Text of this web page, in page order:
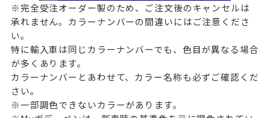
※完全受注オーダー製のため、ご注文後のキャンセルは
承れません。カラーナンバーの間違いにはご注意くださ
い。
特に輸入車は同じカラーナンバーでも、色目が異なる場合
が多くあります。
カラーナンバーとあわせて、カラー名称も必ずご確認くだ
さい。
※一部調色できないカラーがあります。